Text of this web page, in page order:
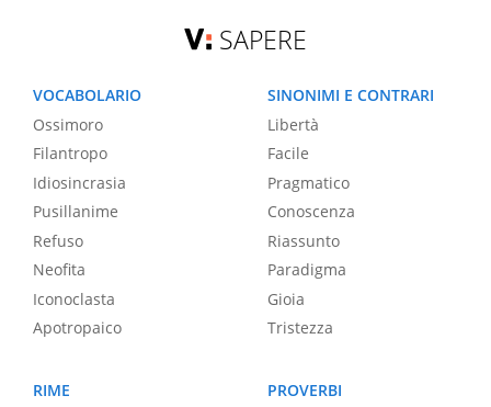
SAPERE
VOCABOLARIO
Ossimoro
Filantropo
Idiosincrasia
Pusillanime
Refuso
Neofita
Iconoclasta
Apotropaico
SINONIMI E CONTRARI
Libertà
Facile
Pragmatico
Conoscenza
Riassunto
Paradigma
Gioia
Tristezza
RIME
PROVERBI